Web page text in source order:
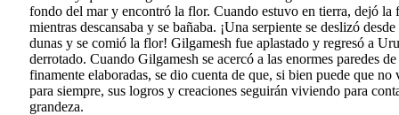
fondo del mar y encontró la flor. Cuando estuvo en tierra, dejó la
mientras descansaba y se bañaba. ¡Una serpiente se deslizó desde
dunas y se comió la flor! Gilgamesh fue aplastado y regresó a
derrotado. Cuando Gilgamesh se acercó a las enormes paredes
finamente elaboradas, se dio cuenta de que, si bien puede que no
para siempre, sus logros y creaciones seguirán viviendo para
grandeza.